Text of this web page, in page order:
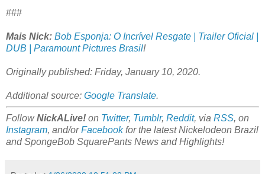
###
Mais Nick: Bob Esponja: O Incrível Resgate | Trailer Oficial |
DUB | Paramount Pictures Brasil!
Originally published: Friday, January 10, 2020.
Additional source: Google Translate.
FollowNickALive! on Twitter, Tumblr, Reddit, via RSS, on
Instagram, and/orFacebookfor the latest Nickelodeon Brazil
and SpongeBob SquarePants News and Highlights!